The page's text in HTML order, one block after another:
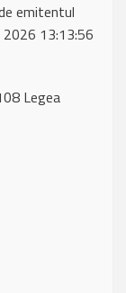
emitentul
2026 13:13:56
Legea